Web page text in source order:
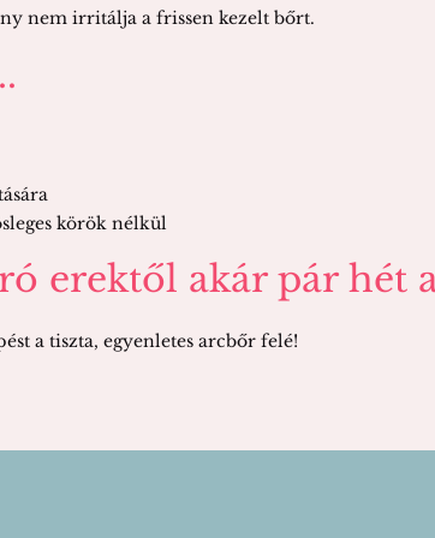
nem irritálja a frissen kezelt bőrt.
körök nélkül
erektől akár pár hét
a tiszta, egyenletes arcbőr felé!